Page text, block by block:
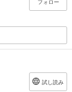
試し読み